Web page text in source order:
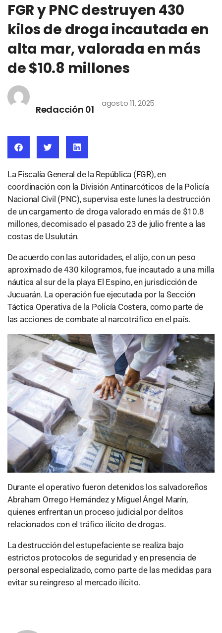
FGR y PNC destruyen 430
kilos de droga incautada en
alta mar, valorada en más
de $10.8 millones
Redacción 01
agosto 11, 2025
La Fiscalía General de la República (FGR), en
coordinación con la División Antinarcóticos de la Policía
Nacional Civil (PNC), supervisa este lunes la destrucción
de un cargamento de droga valorado en más de $10.8
millones, decomisado el pasado 23 de julio frente a las
costas de Usulután.
De acuerdo con las autoridades, el alijo, con un peso
aproximado de 430 kilogramos, fue incautado a una milla
náutica al sur de la playa El Espino, en jurisdicción de
Jucuarán. La operación fue ejecutada por la Sección
Táctica Operativa de la Policía Costera, como parte de
las acciones de combate al narcotráfico en el país.
Durante el operativo fueron detenidos los salvadoreños
Abraham Orrego Hernández y Miguel Ángel Marín,
quienes enfrentan un proceso judicial por delitos
relacionados con el tráfico ilícito de drogas.
La destrucción del estupefaciente se realiza bajo
estrictos protocolos de seguridad y en presencia de
personal especializado, como parte de las medidas para
evitar su reingreso al mercado ilícito.